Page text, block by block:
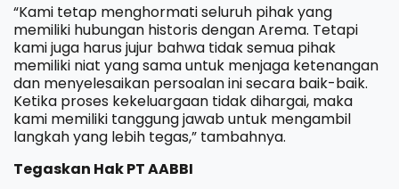
“Kami tetap menghormati seluruh pihak yang
memiliki hubungan historis dengan Arema. Tetapi
kami juga harus jujur bahwa tidak semua pihak
memiliki niat yang sama untuk menjaga ketenangan
dan menyelesaikan persoalan ini secara baik-baik.
Ketika proses kekeluargaan tidak dihargai, maka
kami memiliki tanggung jawab untuk mengambil
langkah yang lebih tegas,” tambahnya.
Tegaskan Hak PT AABBI